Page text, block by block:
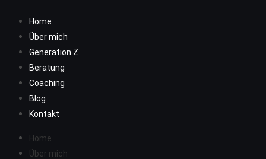
Home
Über mich
Generation Z
Beratung
Coaching
Blog
Kontakt
Home
Über mich